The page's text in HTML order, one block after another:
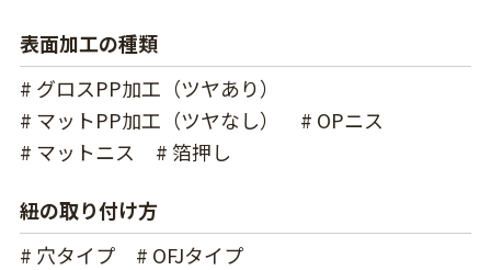
表面加工の種類
# グロスPP加工（ツヤあり）
# マットPP加工（ツヤなし）
# OPニス
# マットニス
# 箔押し
紐の取り付け方
# 穴タイプ
# OFJタイプ